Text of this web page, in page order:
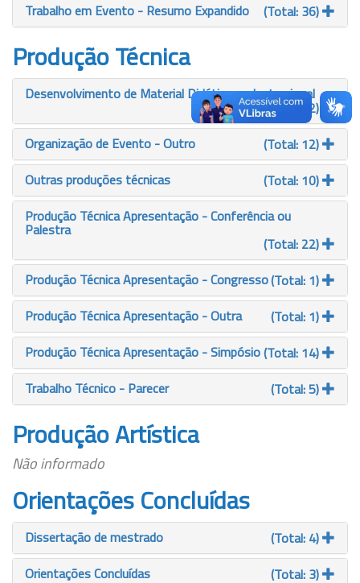
Trabalho em Evento - Resumo Expandido
(Total: 36)
Produção Técnica
Desenvolvimento de Material Didático ou Instrucional
(Total: 2)
Organização de Evento - Outro
(Total: 12)
Outras produções técnicas
(Total: 10)
Produção Técnica Apresentação - Conferência ou
Palestra
(Total: 22)
Produção Técnica Apresentação - Congresso(Total: 1)
Produção Técnica Apresentação - Outra
(Total: 1)
Produção Técnica Apresentação - Simpósio(Total: 14)
Trabalho Técnico - Parecer
(Total: 5)
Produção Artística
Não informado
Orientações Concluídas
Dissertação de mestrado
(Total: 4)
Orientações Concluídas
(Total: 3)